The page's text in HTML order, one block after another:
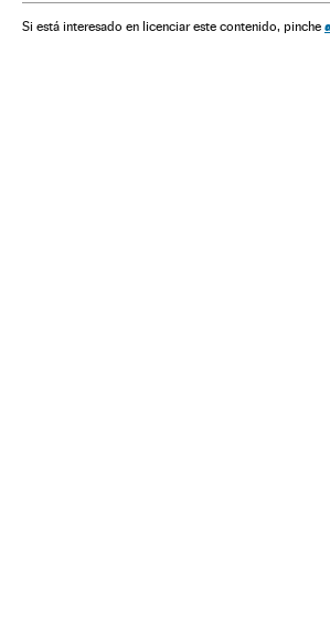
Medicina Saúde Saúde pública João
Si está interesado en licenciar este contenido, pinche